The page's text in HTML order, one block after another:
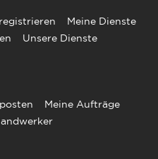
Meine Dienste
Unsere Dienste
Meine Aufträge